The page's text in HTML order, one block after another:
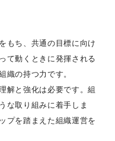
もち、共通の目標に向け
て動くときに発揮される
織の持つ力です。
解と強化は必要です。組
な取り組みに着手しま
プを踏まえた組織運営を